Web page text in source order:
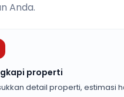
Anda.
properti
detail properti, estimasi